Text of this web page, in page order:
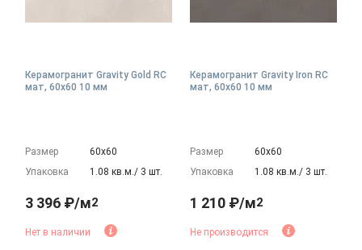
Керамогранит Gravity Gold RC
мат, 60x60 10 мм
Размер
60х60
Упаковка
1.08 кв.м./ 3 шт.
3 396 ₽/м2
Нет в наличии
Керамогранит Gravity Iron RC
мат, 60x60 10 мм
Размер
60х60
Упаковка
1.08 кв.м./ 3 шт.
1 210 ₽/м2
Не производится